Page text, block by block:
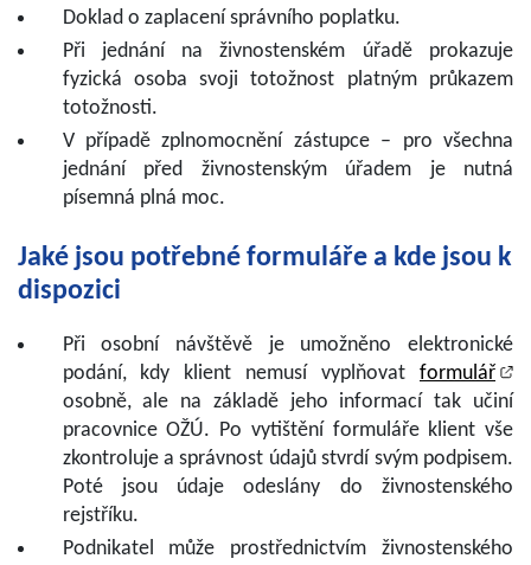
Doklad o zaplacení správního poplatku.
Při jednání na živnostenském úřadě prokazuje
fyzická osoba svoji totožnost platným průkazem
totožnosti.
V případě zplnomocnění zástupce – pro všechna
jednání před živnostenským úřadem je nutná
písemná plná moc.
Jaké jsou potřebné formuláře a kde jsou k
dispozici
Při osobní návštěvě je umožněno elektronické
podání, kdy klient nemusí vyplňovat formulář
osobně, ale na základě jeho informací tak učiní
pracovnice OŽÚ. Po vytištění formuláře klient vše
zkontroluje a správnost údajů stvrdí svým podpisem.
Poté jsou údaje odeslány do živnostenského
rejstříku.
Podnikatel může prostřednictvím živnostenského